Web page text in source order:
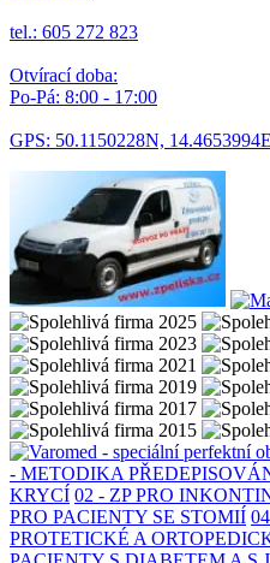
tel.: 605 272 823
Otvírací doba:
Po-Pá: 8:00 - 17:00
GPS: 50.1150228N, 14.4653994E
- METODIKA
KRYCÍ 02 - ZP PRO
PRO PACIENTY SE STOMIÍ
PROTETICKÉ A